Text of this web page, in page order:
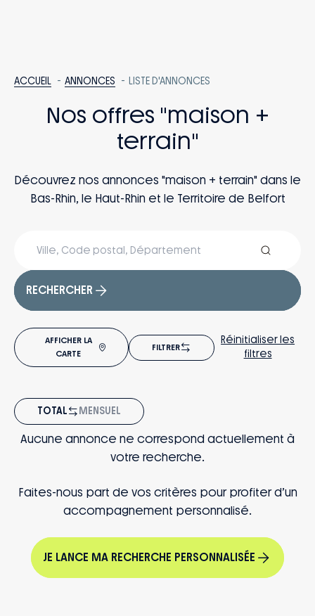
ACCUEIL ANNONCES LISTE D'ANNONCES
Nos offres "maison +
terrain"
Découvrez nos annonces "maison + terrain" dans le
Bas-Rhin, le Haut-Rhin et le Territoire de Belfort
RECHERCHER
AFFICHER LA
CARTE
FILTRER
Réinitialiser les
filtres
TOTAL MENSUEL
Aucune annonce ne correspond actuellement à
votre recherche.
Faites-nous part de vos critères pour profiter d’un
accompagnement personnalisé.
JE LANCE MA RECHERCHE PERSONNALISÉE